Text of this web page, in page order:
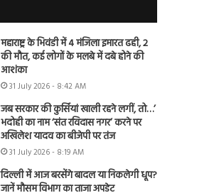
महाराष्ट्र के भिवंडी में 4 मंजिला इमारत ढही, 2
की मौत, कई लोगों के मलबे में दबे होने की
आशंका
31 July 2026 - 8:42 AM
जब सरकार की कुर्सियां खाली रहने लगीं, तो…’
भदोही का नाम ‘संत रविदास नगर’ करने पर
अखिलेश यादव का बीजेपी पर तंज
31 July 2026 - 8:19 AM
दिल्ली में आज बरसेंगे बादल या निकलेगी धूप?
जानें मौसम विभाग का ताजा अपडेट